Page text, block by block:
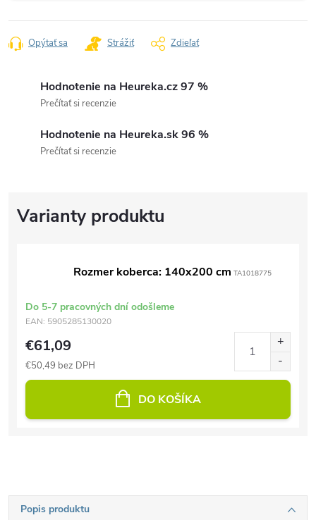
Opýtať sa Strážiť Zdieľať
Hodnotenie na Heureka.cz 97 %
Prečítať si recenzie
Hodnotenie na Heureka.sk 96 %
Prečítať si recenzie
Rozmer koberca: 140x200 cm TA1018775
Do 5-7 pracovných dní odošleme
EAN: 5905285130020
€61,09
€50,49 bez DPH
DO KOŠÍKA
Popis produktu